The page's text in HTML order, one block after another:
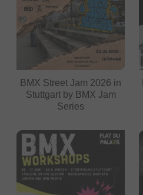
BMX Street Jam 2026 in
Stuttgart by BMX Jam
Series